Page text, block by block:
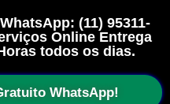
(11) 95311-
Online Entrega
todos os dias.
WhatsApp!